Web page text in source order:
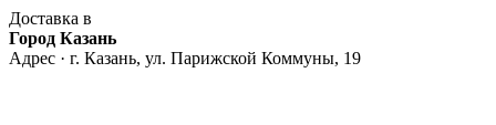
Доставка в
Город Казань
Адрес · г. Казань, ул. Парижской Коммуны, 19